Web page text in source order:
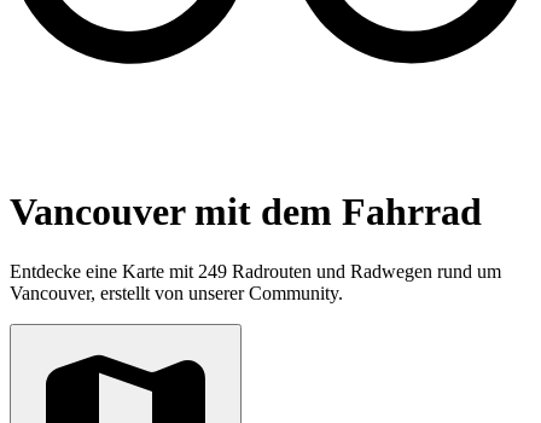
Vancouver mit dem Fahrrad
Entdecke eine Karte mit 249 Radrouten und Radwegen rund um
Vancouver, erstellt von unserer Community.